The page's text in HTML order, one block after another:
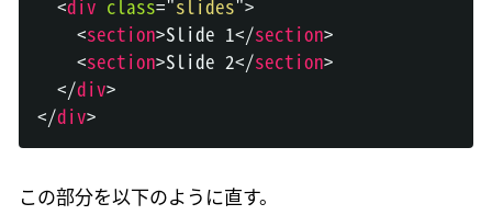
<div class="slides">
<section>Slide 1</section>
<section>Slide 2</section>
</div>
</div>
この部分を以下のように直す。